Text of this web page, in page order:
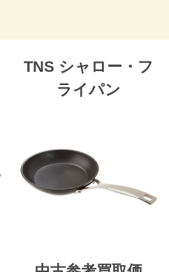
TNS シャロー・フ
ライパン